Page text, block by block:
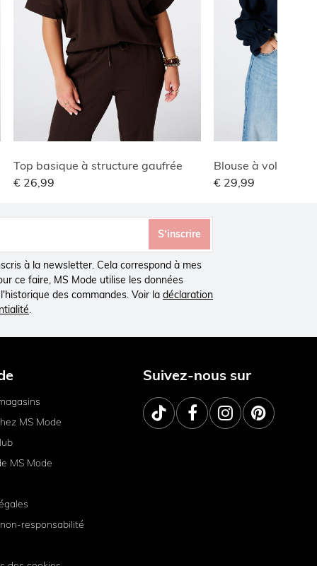
Top basique à structure gaufrée
€ 26,99
Blouse à volants
€ 29,99
S’inscrire
à la newsletter. Cela correspond à mes
ce faire, MS Mode utilise les données
des commandes. Voir la déclaration
MS Mode
MS Mode
responsabilité
Suivez-nous sur